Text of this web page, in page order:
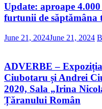
Update: aproape
furtunii de săptămâna
June 21, 2024June 21, 2024
ADVERBE –
Ciubotaru și Andrei
2020, Sala „Irina
Țăranului Român